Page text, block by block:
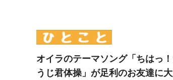
オイラのテーマソング「ちはっ
うじ君体操」が足利のお友達に